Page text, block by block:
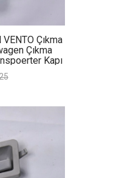
Çıkma
Çıkma
Kapı